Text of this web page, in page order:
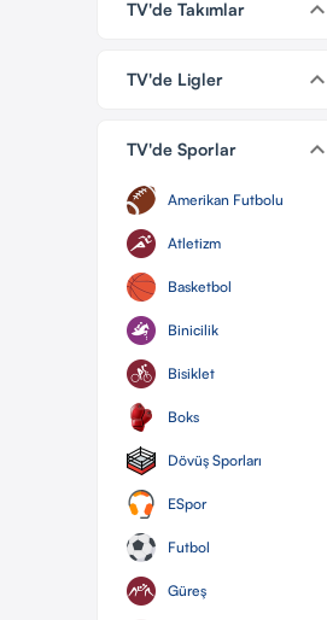
TV'de Takımlar keyboard_arrow_down
TV'de Ligler keyboard_arrow_down
TV'de Sporlar keyboard_arrow_down
Amerikan Futbolu
Atletizm
Basketbol
Binicilik
Bisiklet
Boks
Dövüş Sporları
ESpor
Futbol
Güreş